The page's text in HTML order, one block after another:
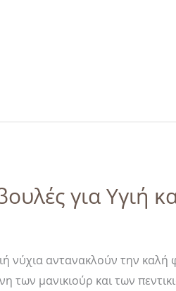
για Υγιή
νύχια αντανακλούν την καλή
των μανικιούρ και των